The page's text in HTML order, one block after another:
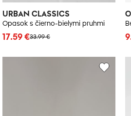
URBAN CLASSICS
Opasok s čierno-bielymi pruhmi
33.99 €
17.59 €